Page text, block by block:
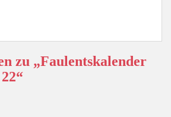
zu „Faulentskalender